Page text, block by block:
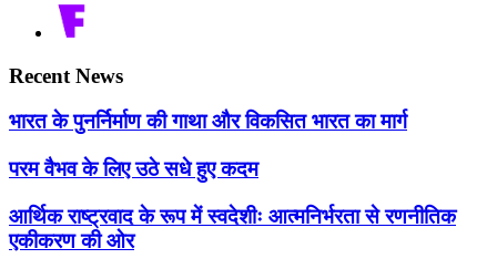
Recent News
भारत के पुनर्निर्माण की गाथा और विकसित भारत का मार्ग
परम वैभव के लिए उठे सधे हुए कदम
आर्थिक राष्ट्रवाद के रूप में स्वदेशीः आत्मनिर्भरता से रणनीतिक
एकीकरण की ओर